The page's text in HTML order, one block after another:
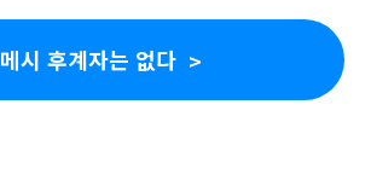
메시 후계자는 없다